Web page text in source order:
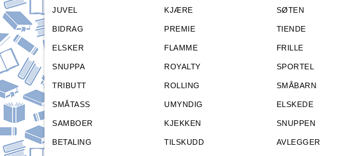
JUVEL KJÆRE SØTEN
BIDRAG PREMIE TIENDE
ELSKER FLAMME FRILLE
SNUPPA ROYALTY SPORTEL
TRIBUTT ROLLING SMÅBARN
SMÅTASS UMYNDIG ELSKEDE
SAMBOER KJEKKEN SNUPPEN
BETALING TILSKUDD AVLEGGER